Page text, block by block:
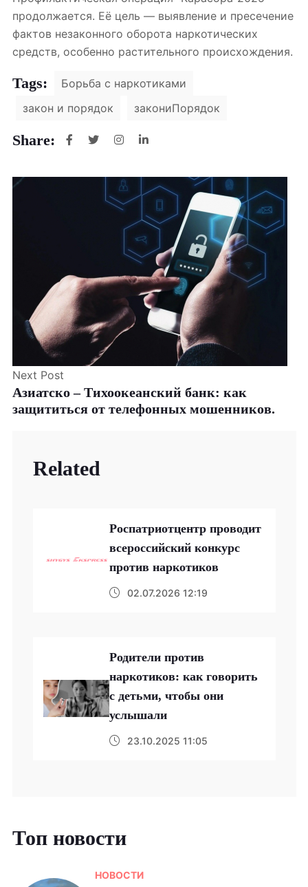
продолжается. Её цель — выявление и пресечение
фактов незаконного оборота наркотических
средств, особенно растительного происхождения.
Tags:
Борьба с наркотиками
закон и порядок
закониПорядок
Share:
Next Post
Азиатско – Тихоокеанский банк: как
защититься от телефонных мошенников.
Related
Роспатриотцентр проводит
всероссийский конкурс
против наркотиков
02.07.2026 12:19
Родители против
наркотиков: как говорить
с детьми, чтобы они
услышали
23.10.2025 11:05
Топ новости
НОВОСТИ